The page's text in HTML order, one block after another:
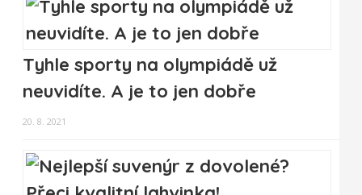
Tyhle sporty na olympiádě už
neuvidíte. A je to jen dobře
20. 8. 2021